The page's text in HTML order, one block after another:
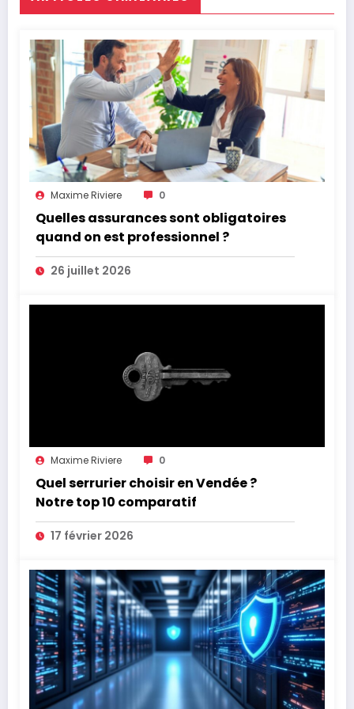
Maxime Riviere 0
Quelles assurances sont obligatoires
quand on est professionnel ?
26 juillet 2026
Maxime Riviere 0
Quel serrurier choisir en Vendée ?
Notre top 10 comparatif
17 février 2026